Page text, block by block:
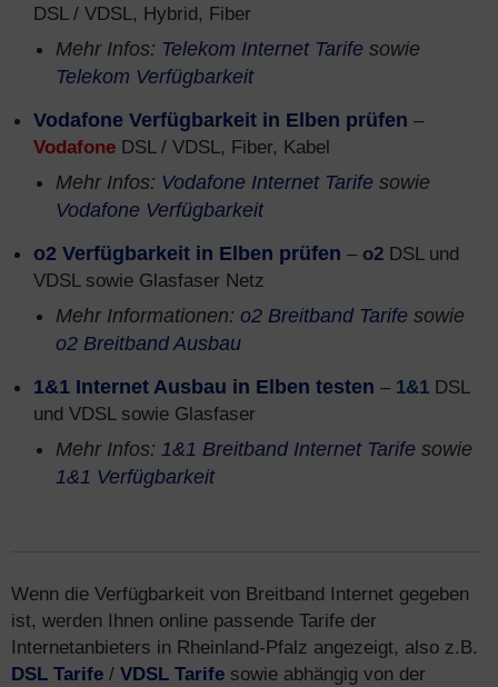
DSL / VDSL, Hybrid, Fiber
Mehr Infos: Telekom Internet Tarife sowie
Telekom Verfügbarkeit
Vodafone Verfügbarkeit in Elben prüfen –
Vodafone DSL / VDSL, Fiber, Kabel
Mehr Infos: Vodafone Internet Tarife sowie
Vodafone Verfügbarkeit
o2 Verfügbarkeit in Elben prüfen – o2 DSL und
VDSL sowie Glasfaser Netz
Mehr Informationen: o2 Breitband Tarife sowie
o2 Breitband Ausbau
1&1 Internet Ausbau in Elben testen – 1&1 DSL
und VDSL sowie Glasfaser
Mehr Infos: 1&1 Breitband Internet Tarife sowie
1&1 Verfügbarkeit
Wenn die Verfügbarkeit von Breitband Internet gegeben
ist, werden Ihnen online passende Tarife der
Internetanbieters in Rheinland-Pfalz angezeigt, also z.B.
DSL Tarife / VDSL Tarife sowie abhängig von der